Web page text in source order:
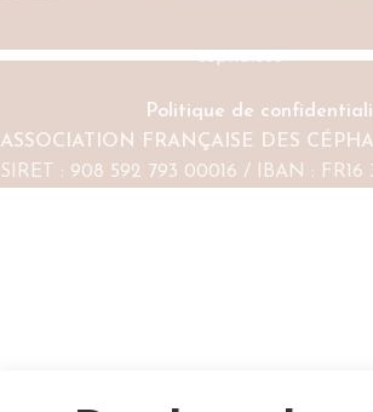
Politique de
ASSOCIATION FRANÇAISE DES
SIRET : 908 592 793 00016 / IBAN :